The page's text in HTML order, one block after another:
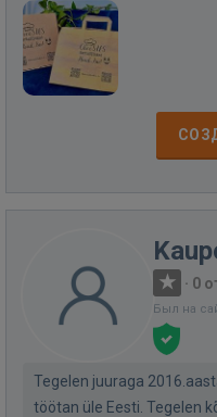
· 0
Был на
Tegelen juuraga
töötan üle Eesti. Tegelen